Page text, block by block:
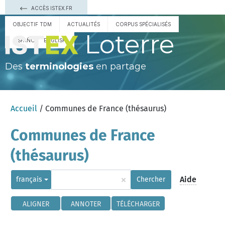
ACCÈS ISTEX.FR
OBJECTIF TDM ACTUALITÉS CORPUS SPÉCIALISÉS
ESPAÑOL ENGLISH Loterre
Des terminologies en partage
Accueil / Communes de France (thésaurus)
Communes de France
(thésaurus)
français × Chercher Aide
ALIGNER ANNOTER TÉLÉCHARGER